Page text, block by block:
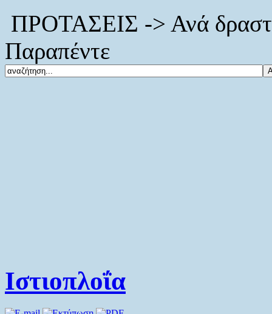
ΠΡΟΤΑΣΕΙΣ -> Ανά
Παραπέντε
Ιστιοπλοΐα